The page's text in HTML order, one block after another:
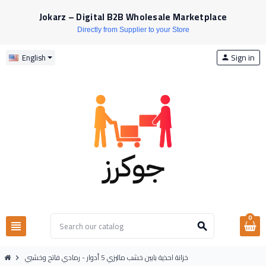
Jokarz – Digital B2B Wholesale Marketplace
Directly from Supplier to your Store
English
view_headline search
person Sign in
0
chevron_right خزانة احذية بابين خشب ماليزي 5 أدوار - رمادي فاتح وخشبي